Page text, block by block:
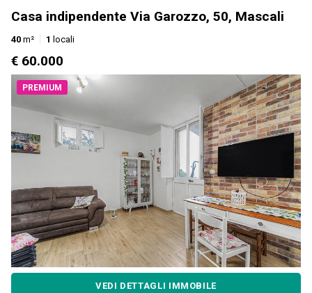
Casa indipendente Via Garozzo, 50, Mascali
40 m² 1 locali
€ 60.000
PREMIUM
VEDI DETTAGLI IMMOBILE